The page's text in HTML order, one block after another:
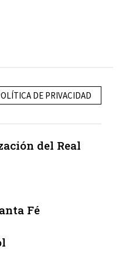
DE PRIVACIDAD
del Real
Fé